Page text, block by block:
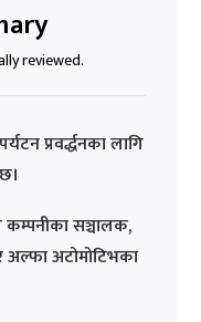
reviewed.
प्रवर्द्धनका लागि
कम्पनीका सञ्चालक,
अल्फा अटोमोटिभका